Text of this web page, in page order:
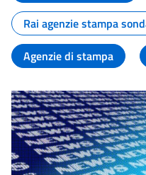
Rai agenzie stampa
Agenzie di stampa